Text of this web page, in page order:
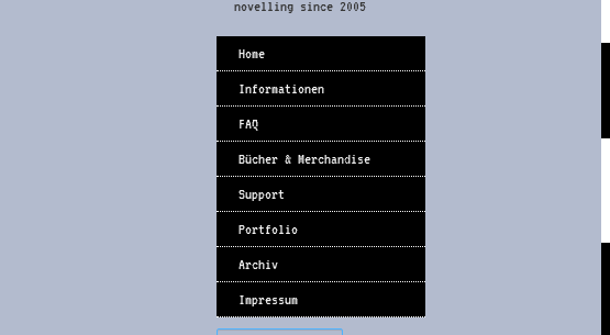
Home
Informationen
FAQ
Bücher & Merchandise
Support
Portfolio
Archiv
Impressum